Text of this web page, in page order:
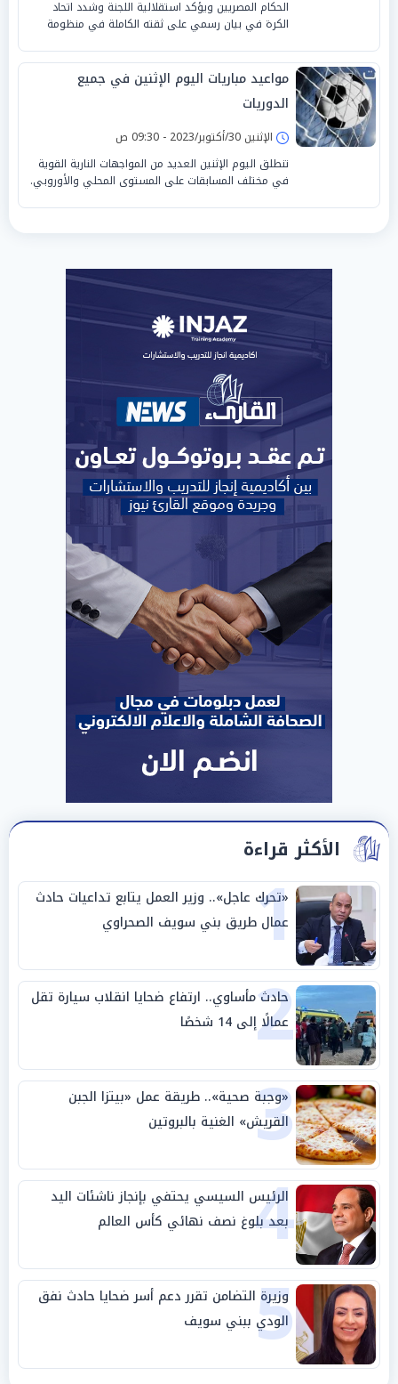
الحكام المصريين ويؤكد استقلالية اللجنة وشدد اتحاد
الكرة في بيان رسمي على ثقته الكاملة في منظومة
مواعيد مباريات اليوم الإثنين في جميع
الدوريات
الإثنين 30/أكتوبر/2023 - 09:30 ص
تنطلق اليوم الإثنين العديد من المواجهات النارية القوية
في مختلف المسابقات على المستوى المحلي والأوروبي.
الأكثر قراءة
1
«تحرك عاجل».. وزير العمل يتابع تداعيات حادث
عمال طريق بني سويف الصحراوي
2
حادث مأساوي.. ارتفاع ضحايا انقلاب سيارة تقل
عمالًا إلى 14 شخصًا
3
«وجبة صحية».. طريقة عمل «بيتزا الجبن
القريش» الغنية بالبروتين
4
الرئيس السيسي يحتفي بإنجاز ناشئات اليد
بعد بلوغ نصف نهائي كأس العالم
5
وزيرة التضامن تقرر دعم أسر ضحايا حادث نفق
الودي ببني سويف